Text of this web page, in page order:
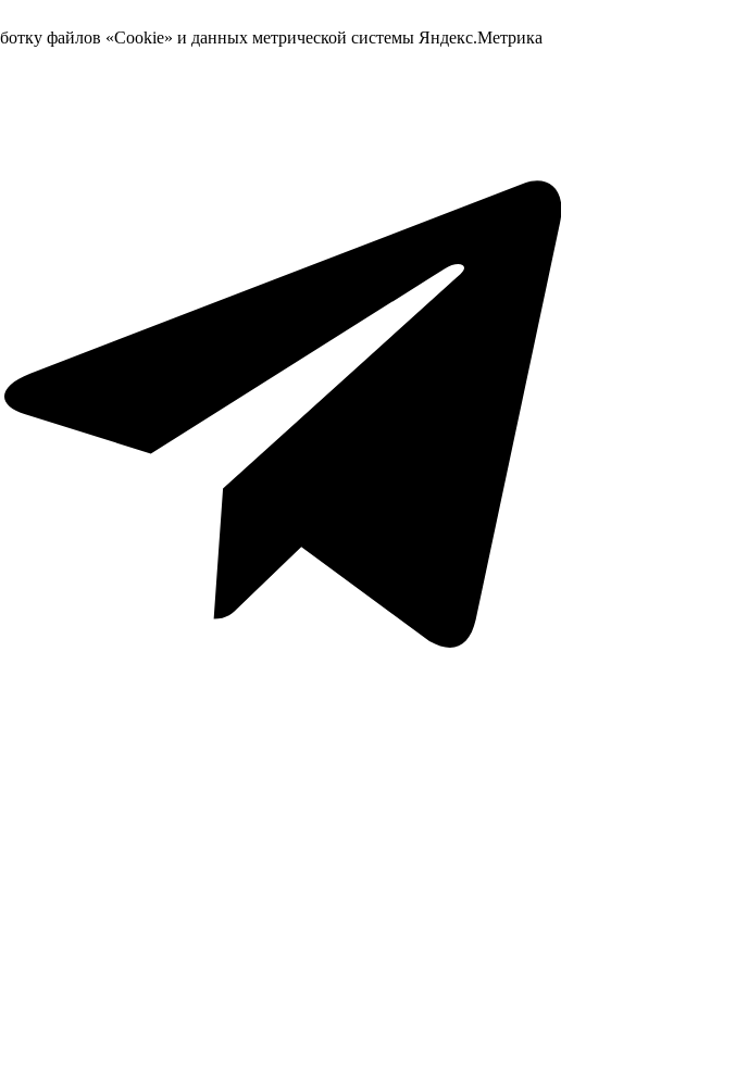
файлов «Cookie» и данных метрической системы Яндекс.Метрика